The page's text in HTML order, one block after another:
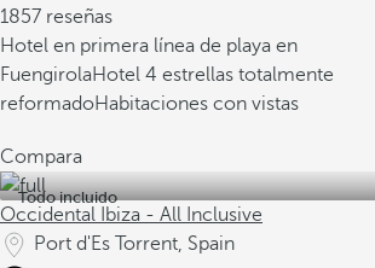
1857 reseñas
Hotel en primera línea de playa en
FuengirolaHotel 4 estrellas totalmente
reformadoHabitaciones con vistas
Compara
Todo incluido
Occidental Ibiza - All Inclusive
Port d'Es Torrent, Spain